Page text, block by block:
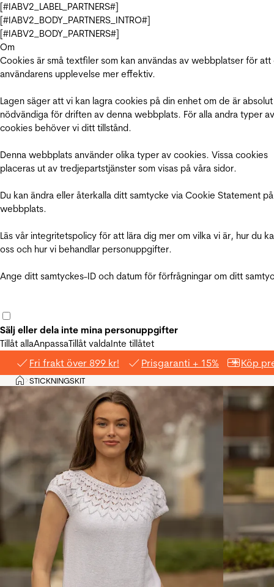
[#IABV2_LABEL_PARTNERS#]
[#IABV2_BODY_PARTNERS_INTRO#]
[#IABV2_BODY_PARTNERS#]
Om
Cookies är små textfiler som kan användas av webbplatser för att
användarens upplevelse mer effektiv.
Lagen säger att vi kan lagra cookies på din enhet om de är absolut
nödvändiga för driften av denna webbplats. För alla andra typer av
cookies behöver vi ditt tillstånd.
Denna webbplats använder olika typer av cookies. Vissa cookies
placeras ut av tredjepartstjänster som visas på våra sidor.
Du kan ändra eller återkalla ditt samtycke via Cookie Statement
webbplats.
Läs vår integritetspolicy för att lära dig mer om vilka vi är, hur du
oss och hur vi behandlar personuppgifter.
Ange ditt samtyckes-ID och datum för förfrågningar om ditt
Sälj eller dela inte mina personuppgifter
Tillåt allaAnpassaTillåt valdaInte tillåtet
Fri frakt över 899 kr! Prisgaranti + 15% Köp
Hem
>STICKNINGSKIT